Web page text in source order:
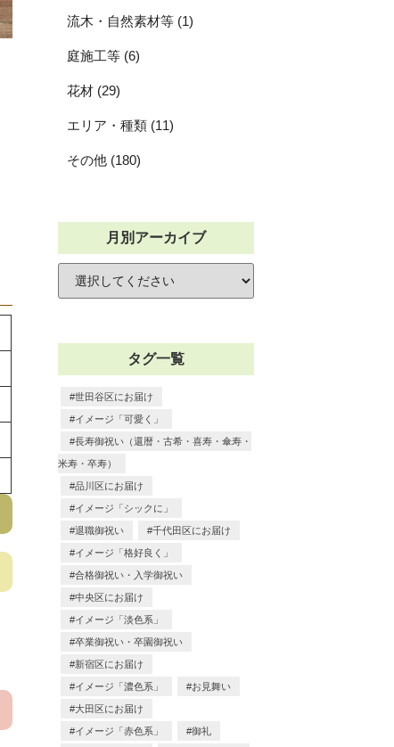
流木・自然素材等 (1)
庭施工等 (6)
花材 (29)
エリア・種類 (11)
その他 (180)
月別アーカイブ
タグ一覧
世田谷区にお届け
イメージ「可愛く」
長寿御祝い（還暦・古希・喜寿・傘寿・
米寿・卒寿）
品川区にお届け
イメージ「シックに」
退職御祝い 千代田区にお届け
イメージ「格好良く」
合格御祝い・入学御祝い
中央区にお届け
イメージ「淡色系」
卒業御祝い・卒園御祝い
新宿区にお届け
イメージ「濃色系」 お見舞い
大田区にお届け
イメージ「赤色系」 御礼